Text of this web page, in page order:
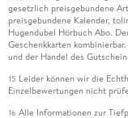
gesetzlich preisgebundene
preisgebundene Kalender,
Hugendubel Hörbuch Abo.
Geschenkkarten
und der Handel des
15 Leider können wir die
Einzelbewertungen nicht
16 Alle Informationen zur